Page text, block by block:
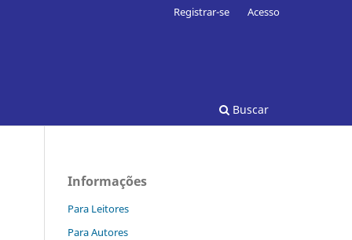
Buscar
Registrar-se Acesso
Informações
Para Leitores
Para Autores